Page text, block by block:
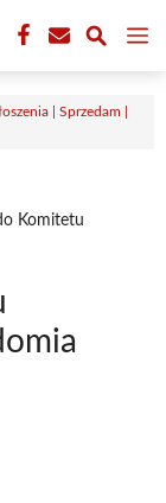
| Sprzedam |
Komitetu